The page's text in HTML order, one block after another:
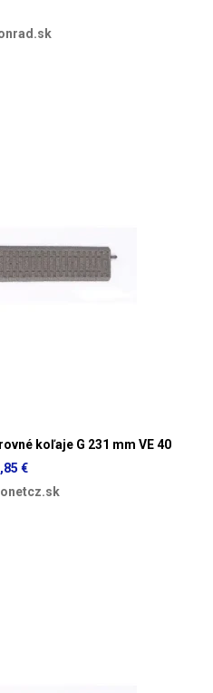
koľaje G 231 mm VE 40
€